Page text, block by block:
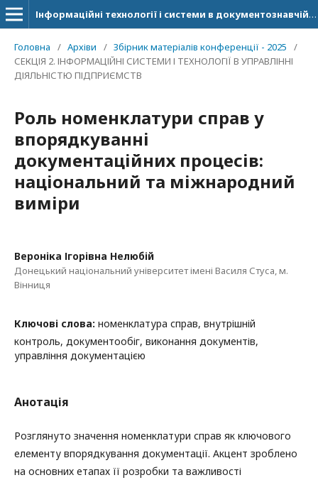
Інформаційні технології і системи в документознавчій сфері
Головна / Архіви / Збірник матеріалів конференції - 2025
/
СЕКЦІЯ 2. ІНФОРМАЦІЙНІ СИСТЕМИ І ТЕХНОЛОГІЇ В УПРАВЛІННІ
ДІЯЛЬНІСТЮ ПІДПРИЄМСТВ
Роль номенклатури справ у
впорядкуванні
документаційних процесів:
національний та міжнародний
виміри
Вероніка Ігорівна Нелюбій
Донецький національний університет імені Василя Стуса, м.
Вінниця
Ключові слова: номенклатура справ, внутрішній
контроль, документообіг, виконання документів,
управління документацією
Анотація
Розглянуто значення номенклатури справ як ключового
елементу впорядкування документації. Акцент зроблено
на основних етапах її розробки та важливості